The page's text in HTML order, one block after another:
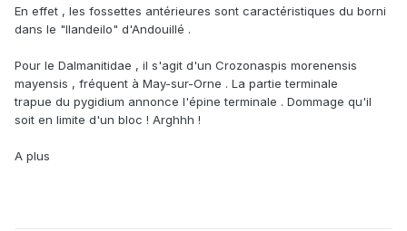
En effet , les fossettes antérieures sont caractéristiques du borni
dans le "llandeilo" d'Andouillé .
Pour le Dalmanitidae , il s'agit d'un Crozonaspis morenensis
mayensis , fréquent à May-sur-Orne . La partie terminale
trapue du pygidium annonce l'épine terminale . Dommage qu'il
soit en limite d'un bloc ! Arghhh !
A plus